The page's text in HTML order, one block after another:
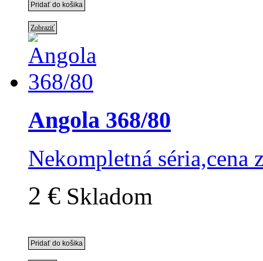
Zobraziť
Angola 368/80
Nekompletná séria,cena
2 € Skladom